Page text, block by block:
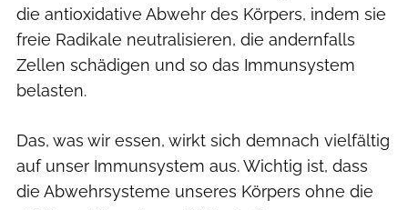
die antioxidative Abwehr des Körpers, indem sie
freie Radikale neutralisieren, die andernfalls
Zellen schädigen und so das Immunsystem
belasten.
Das, was wir essen, wirkt sich demnach vielfältig
auf unser Immunsystem aus. Wichtig ist, dass
die Abwehrsysteme unseres Körpers ohne die